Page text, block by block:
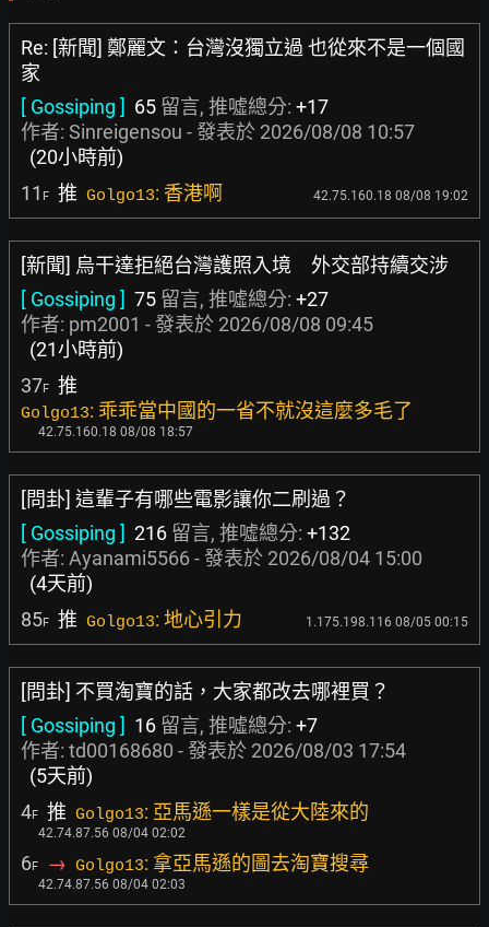
Re: [新聞] 鄭麗文：台灣沒獨立過 也從來不是一個國
家
[ Gossiping ] 65 留言, 推噓總分: +17
作者: Sinreigensou - 發表於 2026/08/08 10:57
(20小時前)
11 F 推 Golgo13: 香港啊 42.75.160.18 08/08 19:02
[新聞] 烏干達拒絕台灣護照入境 外交部持續交涉
[ Gossiping ] 75 留言, 推噓總分: +27
作者: pm2001 - 發表於 2026/08/08 09:45
(21小時前)
37F 推
Golgo13: 乖乖當中國的一省不就沒這麼多毛了
42.75.160.18 08/08 18:57
[問卦] 這輩子有哪些電影讓你二刷過？
[ Gossiping ] 216 留言, 推噓總分: +132
作者: Ayanami5566- 發表於 2026/08/04 15:00
(4天前)
85F 推 Golgo13: 地心引力 1.175.198.116 08/05 00:15
[問卦] 不買淘寶的話，大家都改去哪裡買？
[ Gossiping ] 16 留言, 推噓總分: +7
作者: td00168680 - 發表於 2026/08/03 17:54
(5天前)
4F 推 Golgo13: 亞馬遜一樣是從大陸來的
42.74.87.56 08/04 02:02
6F → Golgo13: 拿亞馬遜的圖去淘寶搜尋
42.74.87.56 08/04 02:03